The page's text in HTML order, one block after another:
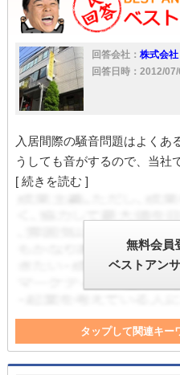
回答会社： 株式会
回答日時：2012/07/
入居間際の騒音問題はよくあ
うしても音がするので、当社
[ 続きを読む ]
無料会員
ベストアン
タップして関連キー
管理 契約解除 騒音問題